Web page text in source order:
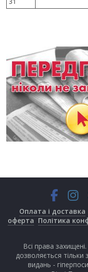
Оплата і доставка
оферта Політика
Всі права
дозволяється тільки
видань -